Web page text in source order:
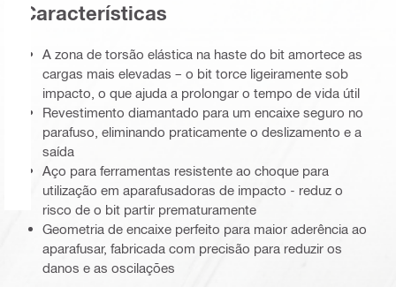
Características
A zona de torsão elástica na haste do bit amortece as
cargas mais elevadas – o bit torce ligeiramente sob
impacto, o que ajuda a prolongar o tempo de vida útil
Revestimento diamantado para um encaixe seguro no
parafuso, eliminando praticamente o deslizamento e a
saída
Aço para ferramentas resistente ao choque para
utilização em aparafusadoras de impacto - reduz o
risco de o bit partir prematuramente
Geometria de encaixe perfeito para maior aderência ao
aparafusar, fabricada com precisão para reduzir os
danos e as oscilações